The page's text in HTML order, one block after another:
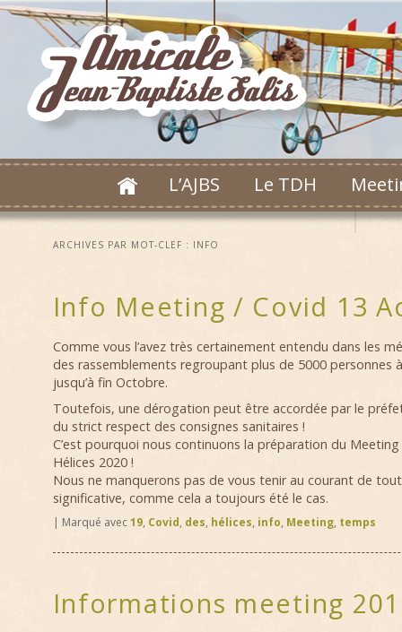
L’AJBS Le TDH
ARCHIVES PAR MOT-CLEF : INFO
Info Meeting / Covid 13
Comme vous l’avez très certainement entendu dans les
des rassemblements regroupant plus de 5000 personnes
jusqu’à fin Octobre.
Toutefois, une dérogation peut être accordée par le
du strict respect des consignes sanitaires !
C’est pourquoi nous continuons la préparation du
Hélices 2020 !
Nous ne manquerons pas de vous tenir au courant de
significative, comme cela a toujours été le cas.
| Marqué avec 19, Covid, des, hélices, info, Meeting, temps
Informations meeting